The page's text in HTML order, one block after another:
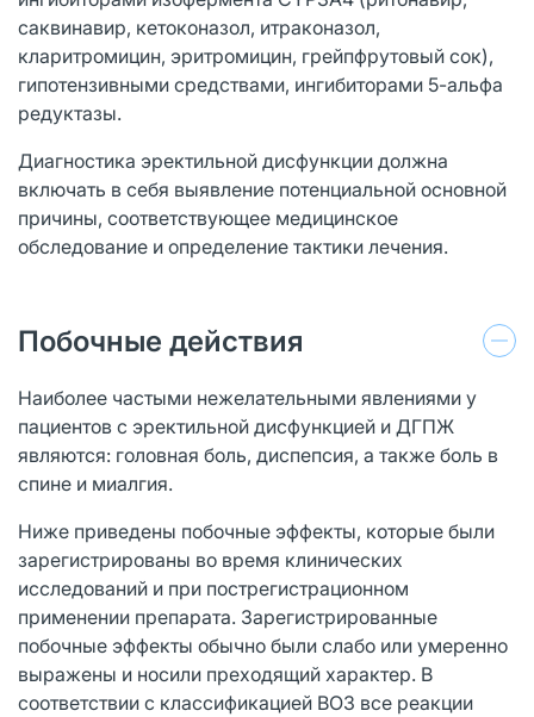
саквинавир, кетоконазол, итраконазол,
кларитромицин, эритромицин, грейпфрутовый сок),
гипотензивными средствами, ингибиторами 5-альфа
редуктазы.
Диагностика эректильной дисфункции должна
включать в себя выявление потенциальной основной
причины, соответствующее медицинское
обследование и определение тактики лечения.
Побочные действия
Наиболее частыми нежелательными явлениями у
пациентов с эректильной дисфункцией и ДГПЖ
являются: головная боль, диспепсия, а также боль в
спине и миалгия.
Ниже приведены побочные эффекты, которые были
зарегистрированы во время клинических
исследований и при пострегистрационном
применении препарата. Зарегистрированные
побочные эффекты обычно были слабо или умеренно
выражены и носили преходящий характер. В
соответствии с классификацией ВОЗ все реакции